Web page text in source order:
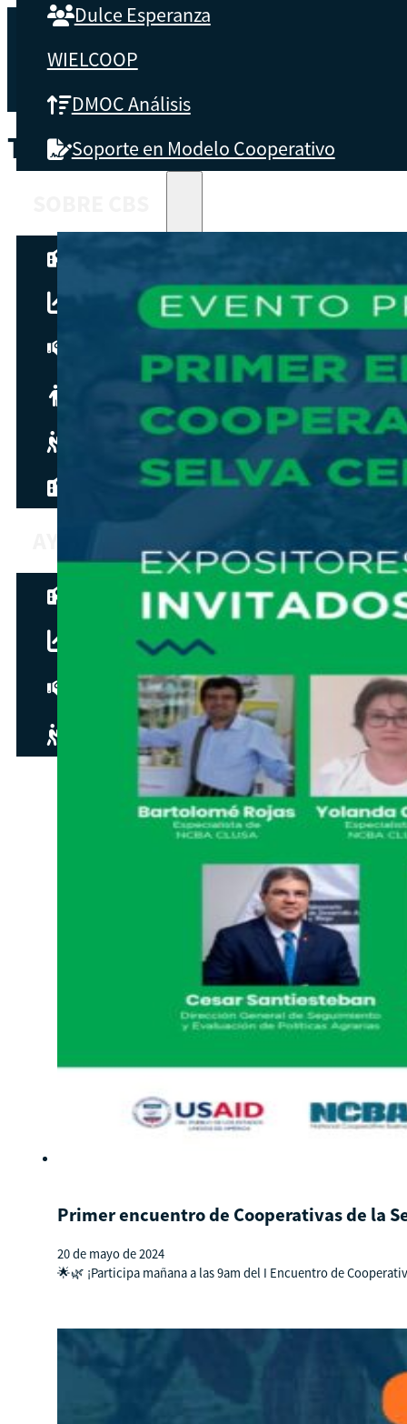
Dulce Esperanza
WIELCOOP
DMOC Análisis
Soporte en Modelo Cooperativo
Resultados clave
Testimonios
Hazte aliado
Noticias
Tour guiado
Recursos para estudiantes
Guía del instructor pronto
Contacto
TEMA:PRODUCCIÓN Y
Primer encuentro de Cooperativas de la
20 de mayo de 2024
🌟🌿 ¡Participa mañana a las 9am del I Encuentro de